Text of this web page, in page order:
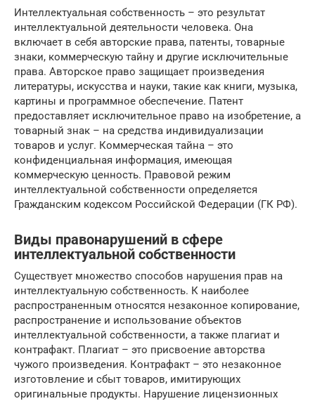
Интеллектуальная собственность – это результат
интеллектуальной деятельности человека. Она
включает в себя авторские права, патенты, товарные
знаки, коммерческую тайну и другие исключительные
права. Авторское право защищает произведения
литературы, искусства и науки, такие как книги, музыка,
картины и программное обеспечение. Патент
предоставляет исключительное право на изобретение, а
товарный знак – на средства индивидуализации
товаров и услуг. Коммерческая тайна – это
конфиденциальная информация, имеющая
коммерческую ценность. Правовой режим
интеллектуальной собственности определяется
Гражданским кодексом Российской Федерации (ГК РФ).
Виды правонарушений в сфере
интеллектуальной собственности
Существует множество способов нарушения прав на
интеллектуальную собственность. К наиболее
распространенным относятся незаконное копирование,
распространение и использование объектов
интеллектуальной собственности, а также плагиат и
контрафакт. Плагиат – это присвоение авторства
чужого произведения. Контрафакт – это незаконное
изготовление и сбыт товаров, имитирующих
оригинальные продукты. Нарушение лицензионных